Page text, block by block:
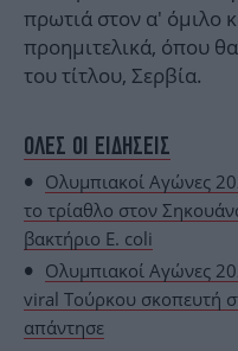
πρωτιά στον α' όμιλο
προημιτελικά, όπου
του τίτλου, Σερβία.
ΟΛΕΣ ΟΙ ΕΙΔΗΣΕΙΣ
Ολυμπιακοί Αγώνες
το τρίαθλο στον
βακτήριο E. coli
Ολυμπιακοί Αγώνες
viral Τούρκου σκοπευτή
απάντησε